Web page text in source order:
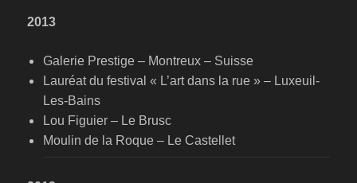
2013
Galerie Prestige – Montreux – Suisse
Lauréat du festival « L’art dans la rue » – Luxeuil-
Les-Bains
Lou Figuier – Le Brusc
Moulin de la Roque – Le Castellet